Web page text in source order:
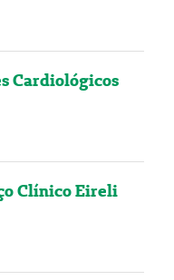
Cardiológicos
Clínico Eireli